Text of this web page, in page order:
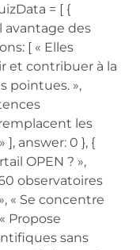
= [ {
avantage des
[ « Elles
et contribuer à la
pointues. »,
les
answer: 0 }, {
OPEN ? »,
observatoires
« Se concentre
Propose
sans